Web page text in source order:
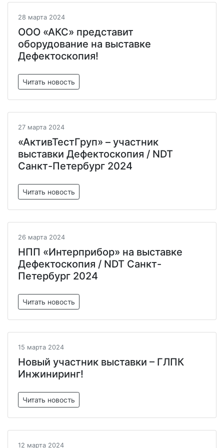
28 марта 2024
ООО «АКС» представит
оборудование на выставке
Дефектоскопия!
Читать новость
27 марта 2024
«АктивТестГруп» – участник
выставки Дефектоскопия / NDT
Санкт-Петербург 2024
Читать новость
26 марта 2024
НПП «Интерприбор» на выставке
Дефектоскопия / NDT Санкт-
Петербург 2024
Читать новость
15 марта 2024
Новый участник выставки – ГЛПК
Инжиниринг!
Читать новость
12 марта 2024